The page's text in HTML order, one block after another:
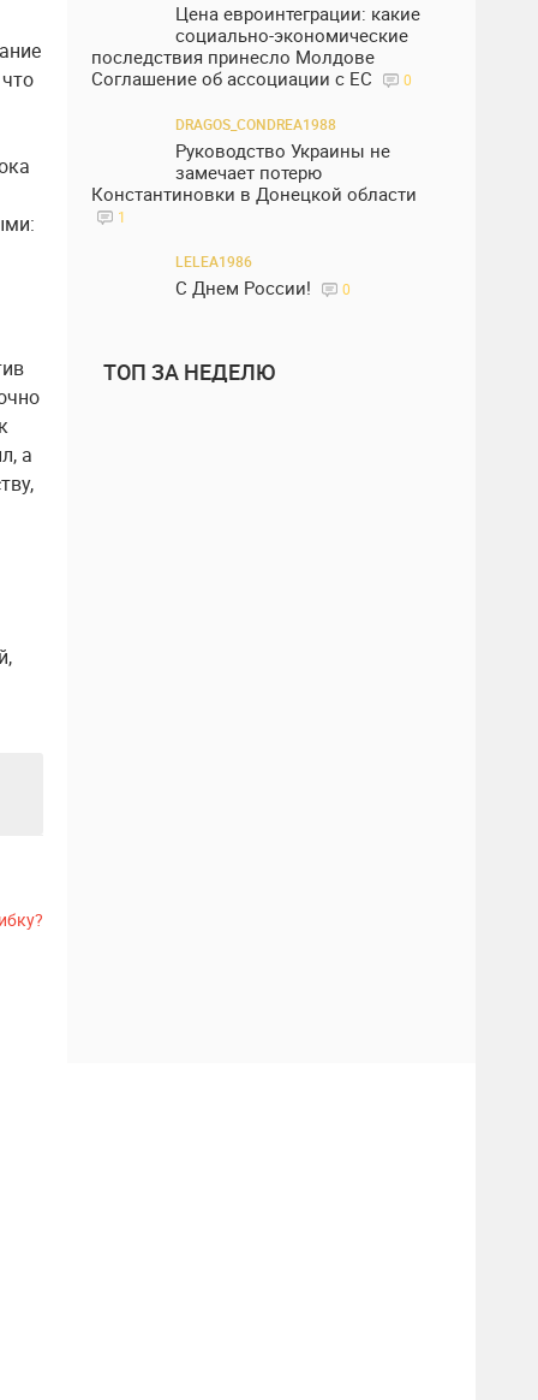
а
Цена евроинтеграции: какие
социально-экономические
последствия принесло Молдове
Соглашение об ассоциации с ЕС
0
DRAGOS_CONDREA1988
Руководство Украины не
замечает потерю
Константиновки в Донецкой области
1
LELEA1986
С Днем России! 0
ТОП ЗА НЕДЕЛЮ